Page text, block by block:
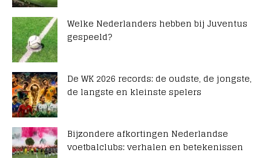
Welke Nederlanders hebben bij Juventus
gespeeld?
De WK 2026 records: de oudste, de jongste,
de langste en kleinste spelers
Bijzondere afkortingen Nederlandse
voetbalclubs: verhalen en betekenissen